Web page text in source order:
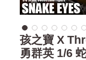
孩之寶 X
勇群英 1/6